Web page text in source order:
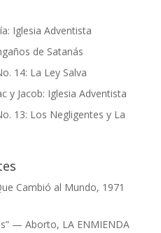
Iglesia Adventista
de Satanás
14: La Ley Salva
y Jacob: Iglesia Adventista
13: Los Negligentes y La
Cambió al Mundo, 1971
— Aborto, LA ENMIENDA